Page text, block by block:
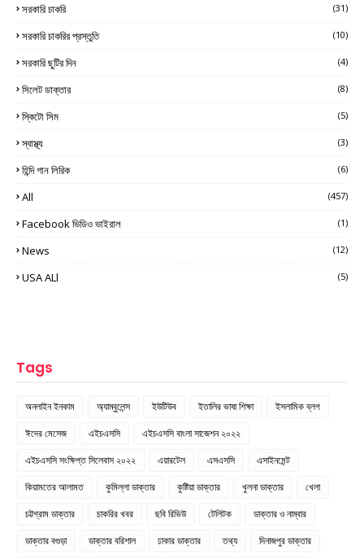
সরকারি চাকরি (31)
সরকারি চাকরির প্রস্তুতি (10)
সরকারি ছুটির দিন (4)
সিলেট ডাক্তার (8)
স্কিটো সিম (5)
স্বাস্থ্য (3)
হিন্দি গান লিরিক (6)
All (457)
Facebook ভিডিও ভাইরাল (1)
News (12)
USA ALl (5)
Tags
অনলাইন ইনকাম অ্যাম্বুলেন্স ইউটিউব ইতালির ভাষা শিক্ষা
ইসলামিক ব্লগ
ঈদের মেসেজ
এইচএসসি
এইচএসসি বাংলা সাজেশন ২০২২
এইচএসসি সংক্ষিপ্ত সিলেবাস ২০২২
এয়ারটেল এসএসসি
এসাইনমেন্ট
কিয়ামতের আলামত
কুমিল্লা ডাক্তার কুষ্টিয়া ডাক্তার খুলনা ডাক্তার
খেলা
চট্টগ্রাম ডাক্তার
চাকরির খবর ছবি রিভিউ টেলিটক
ডাক্তার ও নাম্বার
ডাক্তার বগুড়া
ডাক্তার বরিশাল ঢাকার ডাক্তার তথ্য
দিনাজপুর ডাক্তার